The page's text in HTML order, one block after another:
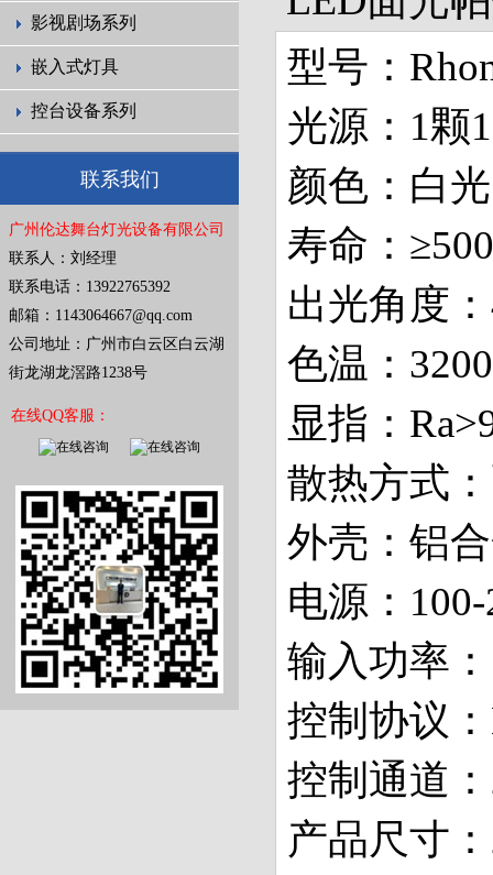
影视剧场系列
嵌入式灯具
控台设备系列
联系我们
广州伦达舞台灯光设备有限公司
联系人：刘经理
联系电话：13922765392
邮箱：1143064667@qq.com
公司地址：广州市白云区白云湖
街龙湖龙滘路1238号
在线QQ客服：
型号：
光源：1颗
颜色：白
寿命：
出光角度
色温：
显指：
散热方式
外壳：铝
电源：
输入功率
控制协议
控制通道
产品尺寸